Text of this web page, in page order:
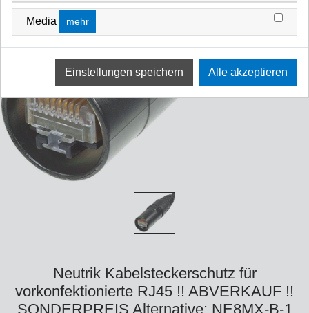
Neutrik Kabelsteckerschutz für
vorkonfektionierte RJ45 !! ABVERKAUF !!
SONDERPREIS Alternative: NE8MX-B-1
Media mehr